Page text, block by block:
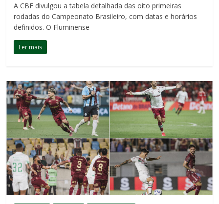
A CBF divulgou a tabela detalhada das oito primeiras
rodadas do Campeonato Brasileiro, com datas e horários
definidos. O Fluminense
Ler mais